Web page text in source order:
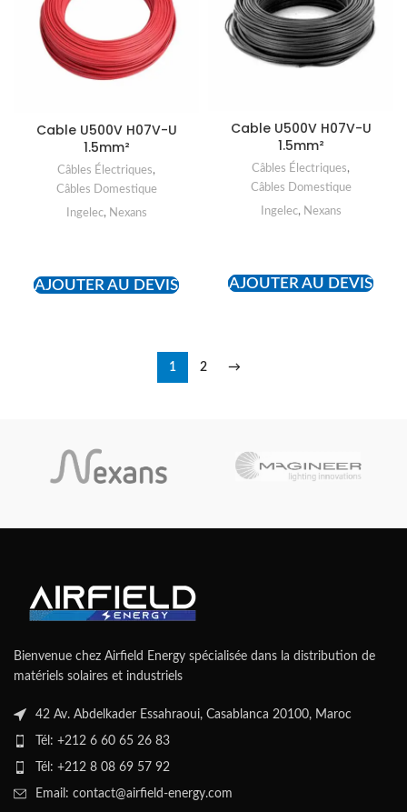
Cable U500V H07V-U
1.5mm²
Câbles Électriques,
Câbles Domestique
Ingelec, Nexans
AJOUTER AU DEVIS
Cable U500V H07V-U
1.5mm²
Câbles Électriques,
Câbles Domestique
Ingelec, Nexans
AJOUTER AU DEVIS
1 2 →
Bienvenue chez Airfield Energy spécialisée dans la distribution de
matériels solaires et industriels
42 Av. Abdelkader Essahraoui, Casablanca 20100, Maroc
Tél: +212 6 60 65 26 83
Tél: +212 8 08 69 57 92
Email: contact@airfield-energy.com